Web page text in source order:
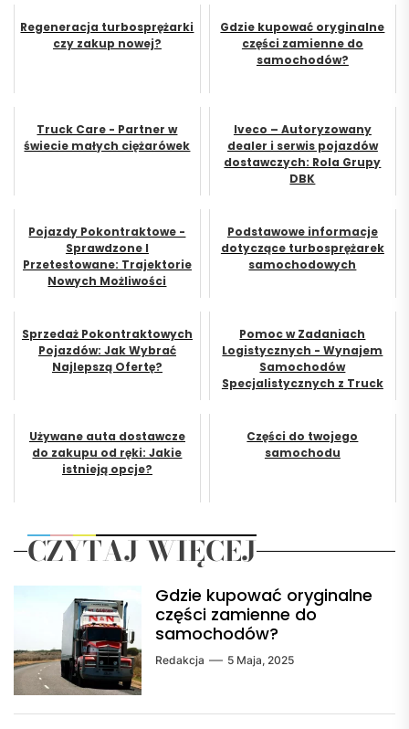
Regeneracja turbosprężarki
czy zakup nowej?
Gdzie kupować oryginalne
części zamienne do
samochodów?
Truck Care - Partner w
świecie małych ciężarówek
Iveco – Autoryzowany
dealer i serwis pojazdów
dostawczych: Rola Grupy
DBK
Pojazdy Pokontraktowe -
Sprawdzone I
Przetestowane: Trajektorie
Nowych Możliwości
Podstawowe informacje
dotyczące turbosprężarek
samochodowych
Sprzedaż Pokontraktowych
Pojazdów: Jak Wybrać
Najlepszą Ofertę?
Pomoc w Zadaniach
Logistycznych - Wynajem
Samochodów
Specjalistycznych z Truck
Używane auta dostawcze
do zakupu od ręki: Jakie
istnieją opcje?
Części do twojego
samochodu
CZYTAJ WIĘCEJ
Gdzie kupować oryginalne
części zamienne do
samochodów?
Redakcja 5 Maja, 2025